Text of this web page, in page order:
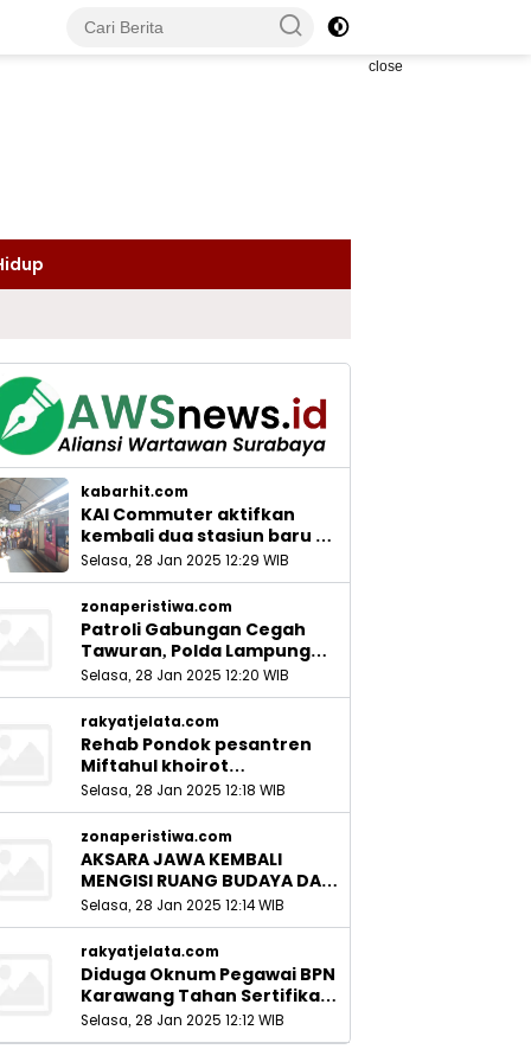
close
kabarhit.com
KAI Commuter aktifkan
kembali dua stasiun baru di
Sidoarjo_
Selasa, 28 Jan 2025 12:29 WIB
zonaperistiwa.com
Patroli Gabungan Cegah
Tawuran, Polda Lampung
Ingatkan Peran Orang Tua
Selasa, 28 Jan 2025 12:20 WIB
rakyatjelata.com
Rehab Pondok pesantren
Miftahul khoirot
Meninggalkan Hutang Ke
Material, Mantan Kadis PUPR
Harus Bertanggung Jawab
Selasa, 28 Jan 2025 12:18 WIB
zonaperistiwa.com
AKSARA JAWA KEMBALI
MENGISI RUANG BUDAYA DAN
SITUS LELUHUR NUSANTARA
Selasa, 28 Jan 2025 12:14 WIB
rakyatjelata.com
Diduga Oknum Pegawai BPN
Karawang Tahan Sertifikat
Pemohon PTSL
Selasa, 28 Jan 2025 12:12 WIB